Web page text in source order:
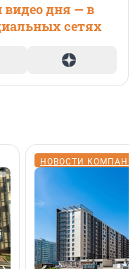
дня — в
сетях
НОВОСТИ